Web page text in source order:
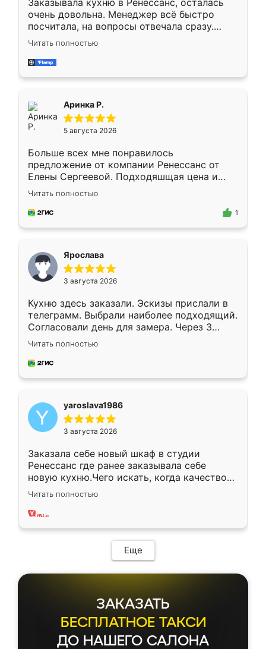
Заказывала кухню в Ренессанс, осталась
очень довольна. Менеджер всё быстро
посчитала, на вопросы отвечала сразу.
Замерщик приехал в субботу, подошёл к
делу со всей ответственностью. Собрали
за день, ребята работали аккуратно, даже
Читать полностью
Аринка Р.
5 августа 2026
Больше всех мне понравилось
предложение от компании Ренессанс от
Елены Сергеевой. Подходяшщая цена и
короткие сроки изготовления. Приехавший
для замера сотрудник Владислав
предложил по моему эскизу самый
Читать полностью
1
Ярослава
3 августа 2026
Кухню здесь заказали. Эскизы прислали в
телеграмм. Выбрали наиболее подходящий.
Согласовали день для замера. Через 3
недели кухня была уже готова. Остались
довольны работой. Спасибо Ренессанс
мебель за качественную работу!
Читать полностью
yaroslava1986
3 августа 2026
Заказала себе новый шкаф в студии
Ренессанс где ранее заказывала себе
новую кухню.Чего искать, когда качеством
вполне довольна. Служит кухня уже почти
два года, нареканий нет.
Читать полностью
Еще
ЗАКАЗАТЬ
БЕСПЛАТНОЕ ТАКСИ
ДО НАШЕГО САЛОНА